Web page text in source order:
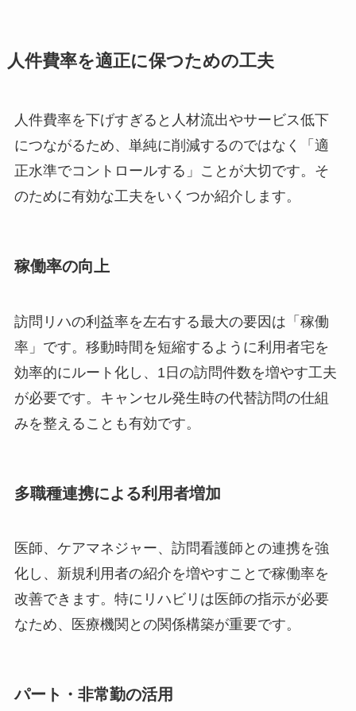
人件費率を適正に保つための工夫
人件費率を下げすぎると人材流出やサービス低下
につながるため、単純に削減するのではなく「適
正水準でコントロールする」ことが大切です。そ
のために有効な工夫をいくつか紹介します。
稼働率の向上
訪問リハの利益率を左右する最大の要因は「稼働
率」です。移動時間を短縮するように利用者宅を
効率的にルート化し、1日の訪問件数を増やす工夫
が必要です。キャンセル発生時の代替訪問の仕組
みを整えることも有効です。
多職種連携による利用者増加
医師、ケアマネジャー、訪問看護師との連携を強
化し、新規利用者の紹介を増やすことで稼働率を
改善できます。特にリハビリは医師の指示が必要
なため、医療機関との関係構築が重要です。
パート・非常勤の活用